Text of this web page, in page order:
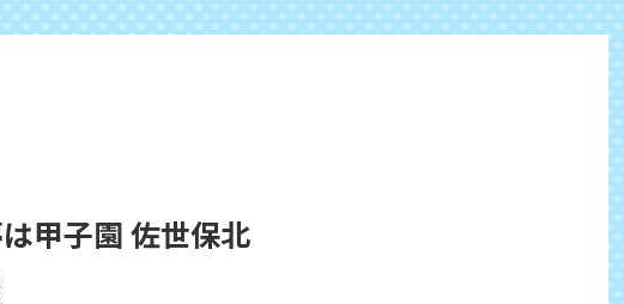
は甲子園 佐世保北